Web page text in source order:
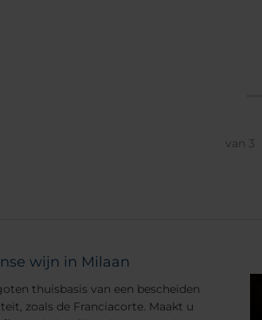
van 3
wijn in Milaan
thuisbasis van een bescheiden
zoals de Franciacorte. Maakt u